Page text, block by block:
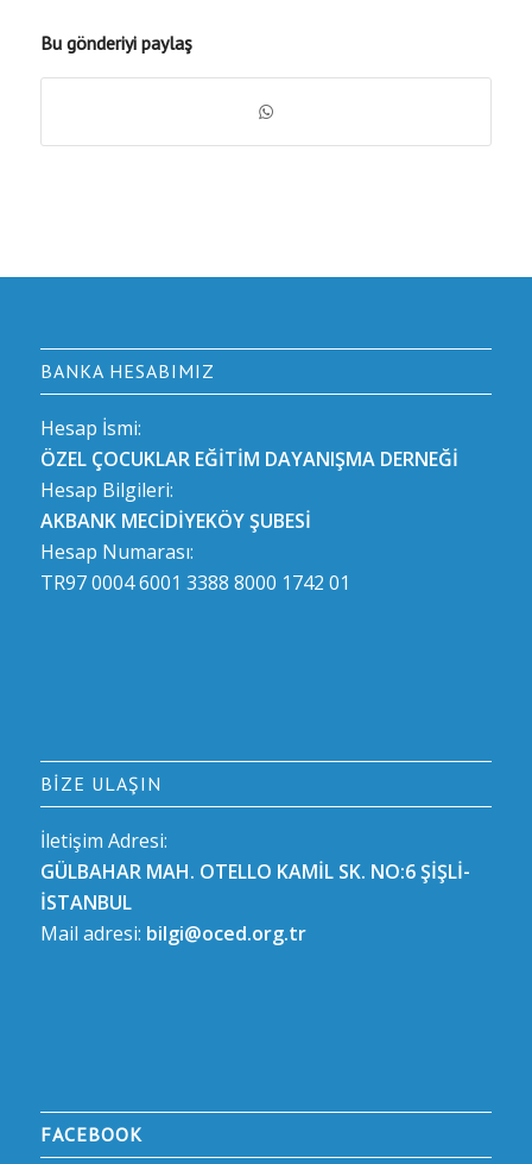
Bu gönderiyi paylaş
BANKA HESABIMIZ
Hesap İsmi:
ÖZEL ÇOCUKLAR EĞİTİM DAYANIŞMA DERNEĞİ
Hesap Bilgileri:
AKBANK MECİDİYEKÖY ŞUBESİ
Hesap Numarası:
TR97 0004 6001 3388 8000 1742 01
BIZE ULAŞIN
İletişim Adresi:
GÜLBAHAR MAH. OTELLO KAMİL SK. NO:6 ŞİŞLİ-
İSTANBUL
Mail adresi: bilgi@oced.org.tr
FACEBOOK